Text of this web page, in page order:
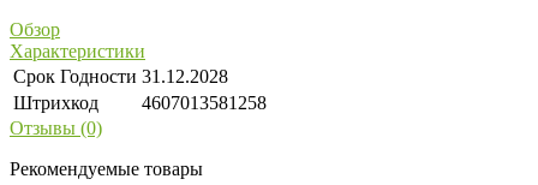
Обзор
Характеристики
Срок Годности 31.12.2028
Штрихкод
4607013581258
Отзывы (0)
Рекомендуемые товары